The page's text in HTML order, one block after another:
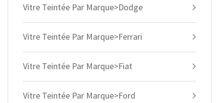
Vitre Teintée Par Marque>Dodge
Vitre Teintée Par Marque>Ferrari
Vitre Teintée Par Marque>Fiat
Vitre Teintée Par Marque>Ford